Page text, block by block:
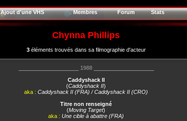
Ajout d'une VHS Membres Forum Stats
Chynna Phillips
3éléments trouvés dans sa filmographie d'acteur
1988____________________
Caddyshack II
(Caddyshack II)
aka : Caddyshack II (FRA) / Caddyshack II (CRO)
Titre non renseigné
(Moving Target)
aka : Une cible à abattre (FRA)